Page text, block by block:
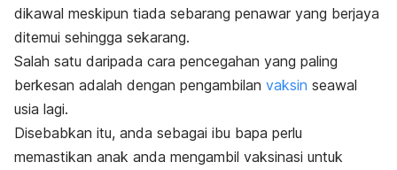
dikawal meskipun tiada sebarang penawar yang berjaya
ditemui sehingga sekarang.
Salah satu daripada cara pencegahan yang paling
berkesan adalah dengan pengambilan vaksin seawal
usia lagi.
Disebabkan itu, anda sebagai ibu bapa perlu
memastikan anak anda mengambil vaksinasi untuk